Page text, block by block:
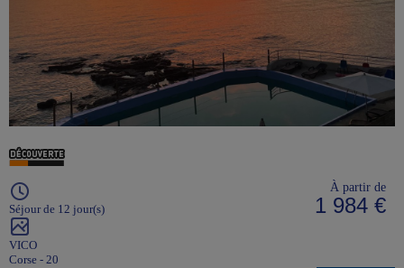
Séjour de 12 jour(s)
VICO
Corse - 20
À partir de
1 984 €